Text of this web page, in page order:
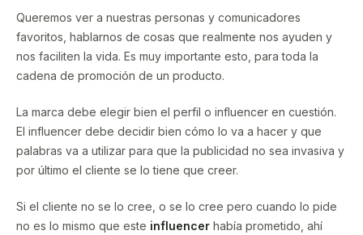
Queremos ver a nuestras personas y comunicadores
favoritos, hablarnos de cosas que realmente nos ayuden y
nos faciliten la vida. Es muy importante esto, para toda la
cadena de promoción de un producto.
La marca debe elegir bien el perfil o influencer en cuestión.
El influencer debe decidir bien cómo lo va a hacer y que
palabras va a utilizar para que la publicidad no sea invasiva y
por último el cliente se lo tiene que creer.
Si el cliente no se lo cree, o se lo cree pero cuando lo pide
no es lo mismo que este influencer había prometido, ahí